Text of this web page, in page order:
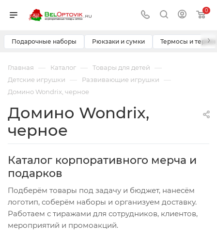
0
Подарочные наборы Рюкзаки и сумки Термосы и ›
Главная — Каталог — Товары для детей —
Детские игрушки — Развивающие игрушки —
Домино Wondrix, черное
Домино Wondrix,
черное
Каталог корпоративного мерча и
подарков
Подберём товары под задачу и бюджет, нанесём
логотип, соберём наборы и организуем доставку.
Работаем с тиражами для сотрудников, клиентов,
мероприятий и промоакций.